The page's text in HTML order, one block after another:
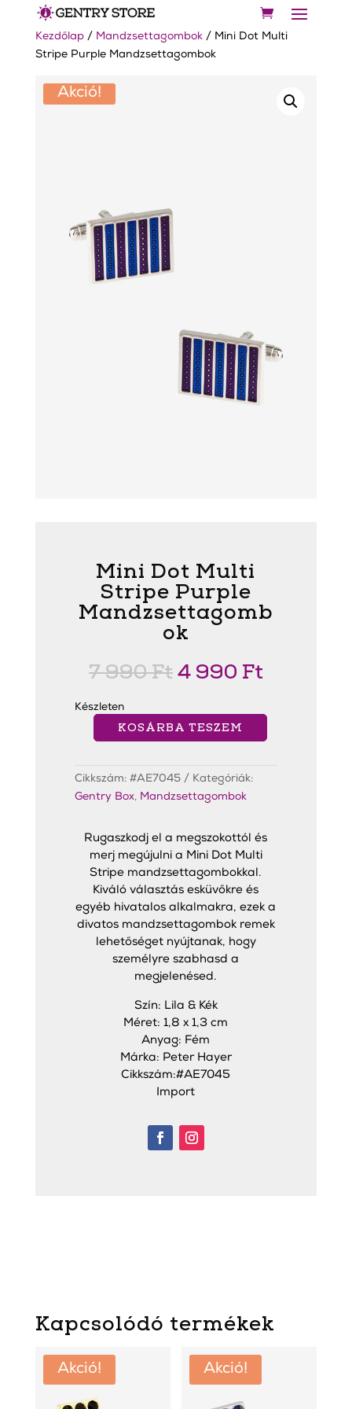
Kezdőlap/ Mandzsettagombok/ Mini Dot Multi
Stripe Purple Mandzsettagombok
Akció!
Mini Dot Multi
Stripe Purple
Mandzsettagomb
ok
7 990FtOriginal
price
990 Ft.
4 990 FtCurrent
price
990 Ft.
Készleten
Purple
Mandzsettagombok
mennyiség
KOSÁRBA TESZEM
Cikkszám: #AE7045
Kategóriák:
Gentry Box, Mandzsettagombok
Rugaszkodj el a megszokottól és
merj megújulni a Mini Dot Multi
Stripe mandzsettagombokkal.
Kiváló választás esküvőkre és
egyéb hivatalos alkalmakra, ezek a
divatos mandzsettagombok remek
lehetőséget nyújtanak, hogy
személyre szabhasd a
megjelenésed.
Szín: Lila & Kék
Méret: 1,8 x 1,3 cm
Anyag: Fém
Márka: Peter Hayer
Cikkszám:#AE7045
Import
Kapcsolódó termékek
Akció! Akció!